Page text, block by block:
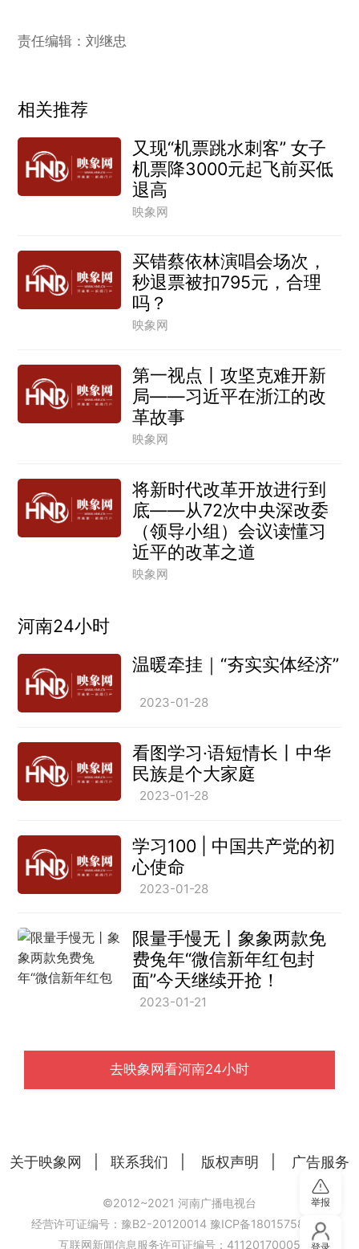
责任编辑：刘继忠
相关推荐
又现“机票跳水刺客” 女子
机票降3000元起飞前买低
退高
映象网
买错蔡依林演唱会场次，
秒退票被扣795元，合理
吗？
映象网
第一视点丨攻坚克难开新
局——习近平在浙江的改
革故事
映象网
将新时代改革开放进行到
底——从72次中央深改委
（领导小组）会议读懂习
近平的改革之道
映象网
河南24小时
温暖牵挂｜“夯实实体经济”
2023-01-28
看图学习·语短情长丨中华
民族是个大家庭
2023-01-28
学习100 | 中国共产党的初
心使命
2023-01-28
限量手慢无丨象象两款免
费兔年“微信新年红包封
面”今天继续开抢！
2023-01-21
去映象网看河南24小时
关于映象网 联系我们 版权声明 广告服务
©2012~2021 河南广播电视台
经营许可证编号：豫B2-20120014 豫ICP备18015758号-6
互联网新闻信息服务许可证编号：41120170005
举报